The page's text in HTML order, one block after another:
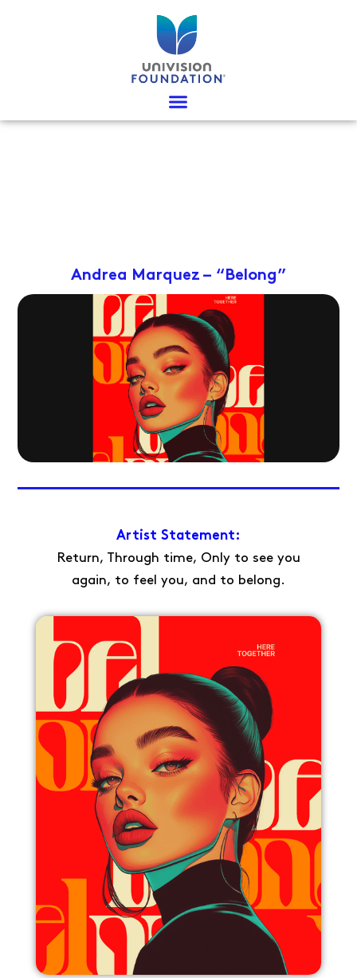
Andrea Marquez – “Belong”
Artist Statement:
Return, Through time, Only to see you
again, to feel you, and to belong.